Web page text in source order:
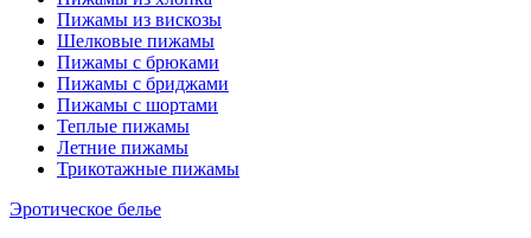
Пижамы из вискозы
Шелковые пижамы
Пижамы с брюками
Пижамы с бриджами
Пижамы с шортами
Теплые пижамы
Летние пижамы
Трикотажные пижамы
Эротическое белье